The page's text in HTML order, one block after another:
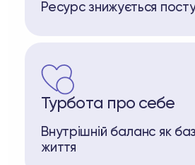
Ресурс знижується
Турбота про себе
Внутрішній баланс як
життя